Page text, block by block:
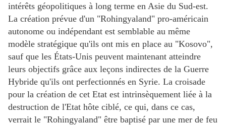
intérêts géopolitiques à long terme en Asie du Sud-est.
La création prévue d'un "Rohingyaland" pro-américain
autonome ou indépendant est semblable au même
modèle stratégique qu'ils ont mis en place au "Kosovo",
sauf que les États-Unis peuvent maintenant atteindre
leurs objectifs grâce aux leçons indirectes de la Guerre
Hybride qu'ils ont perfectionnés en Syrie. La croisade
pour la création de cet Etat est intrinsèquement liée à la
destruction de l'Etat hôte ciblé, ce qui, dans ce cas,
verrait le "Rohingyaland" être baptisé par une mer de feu